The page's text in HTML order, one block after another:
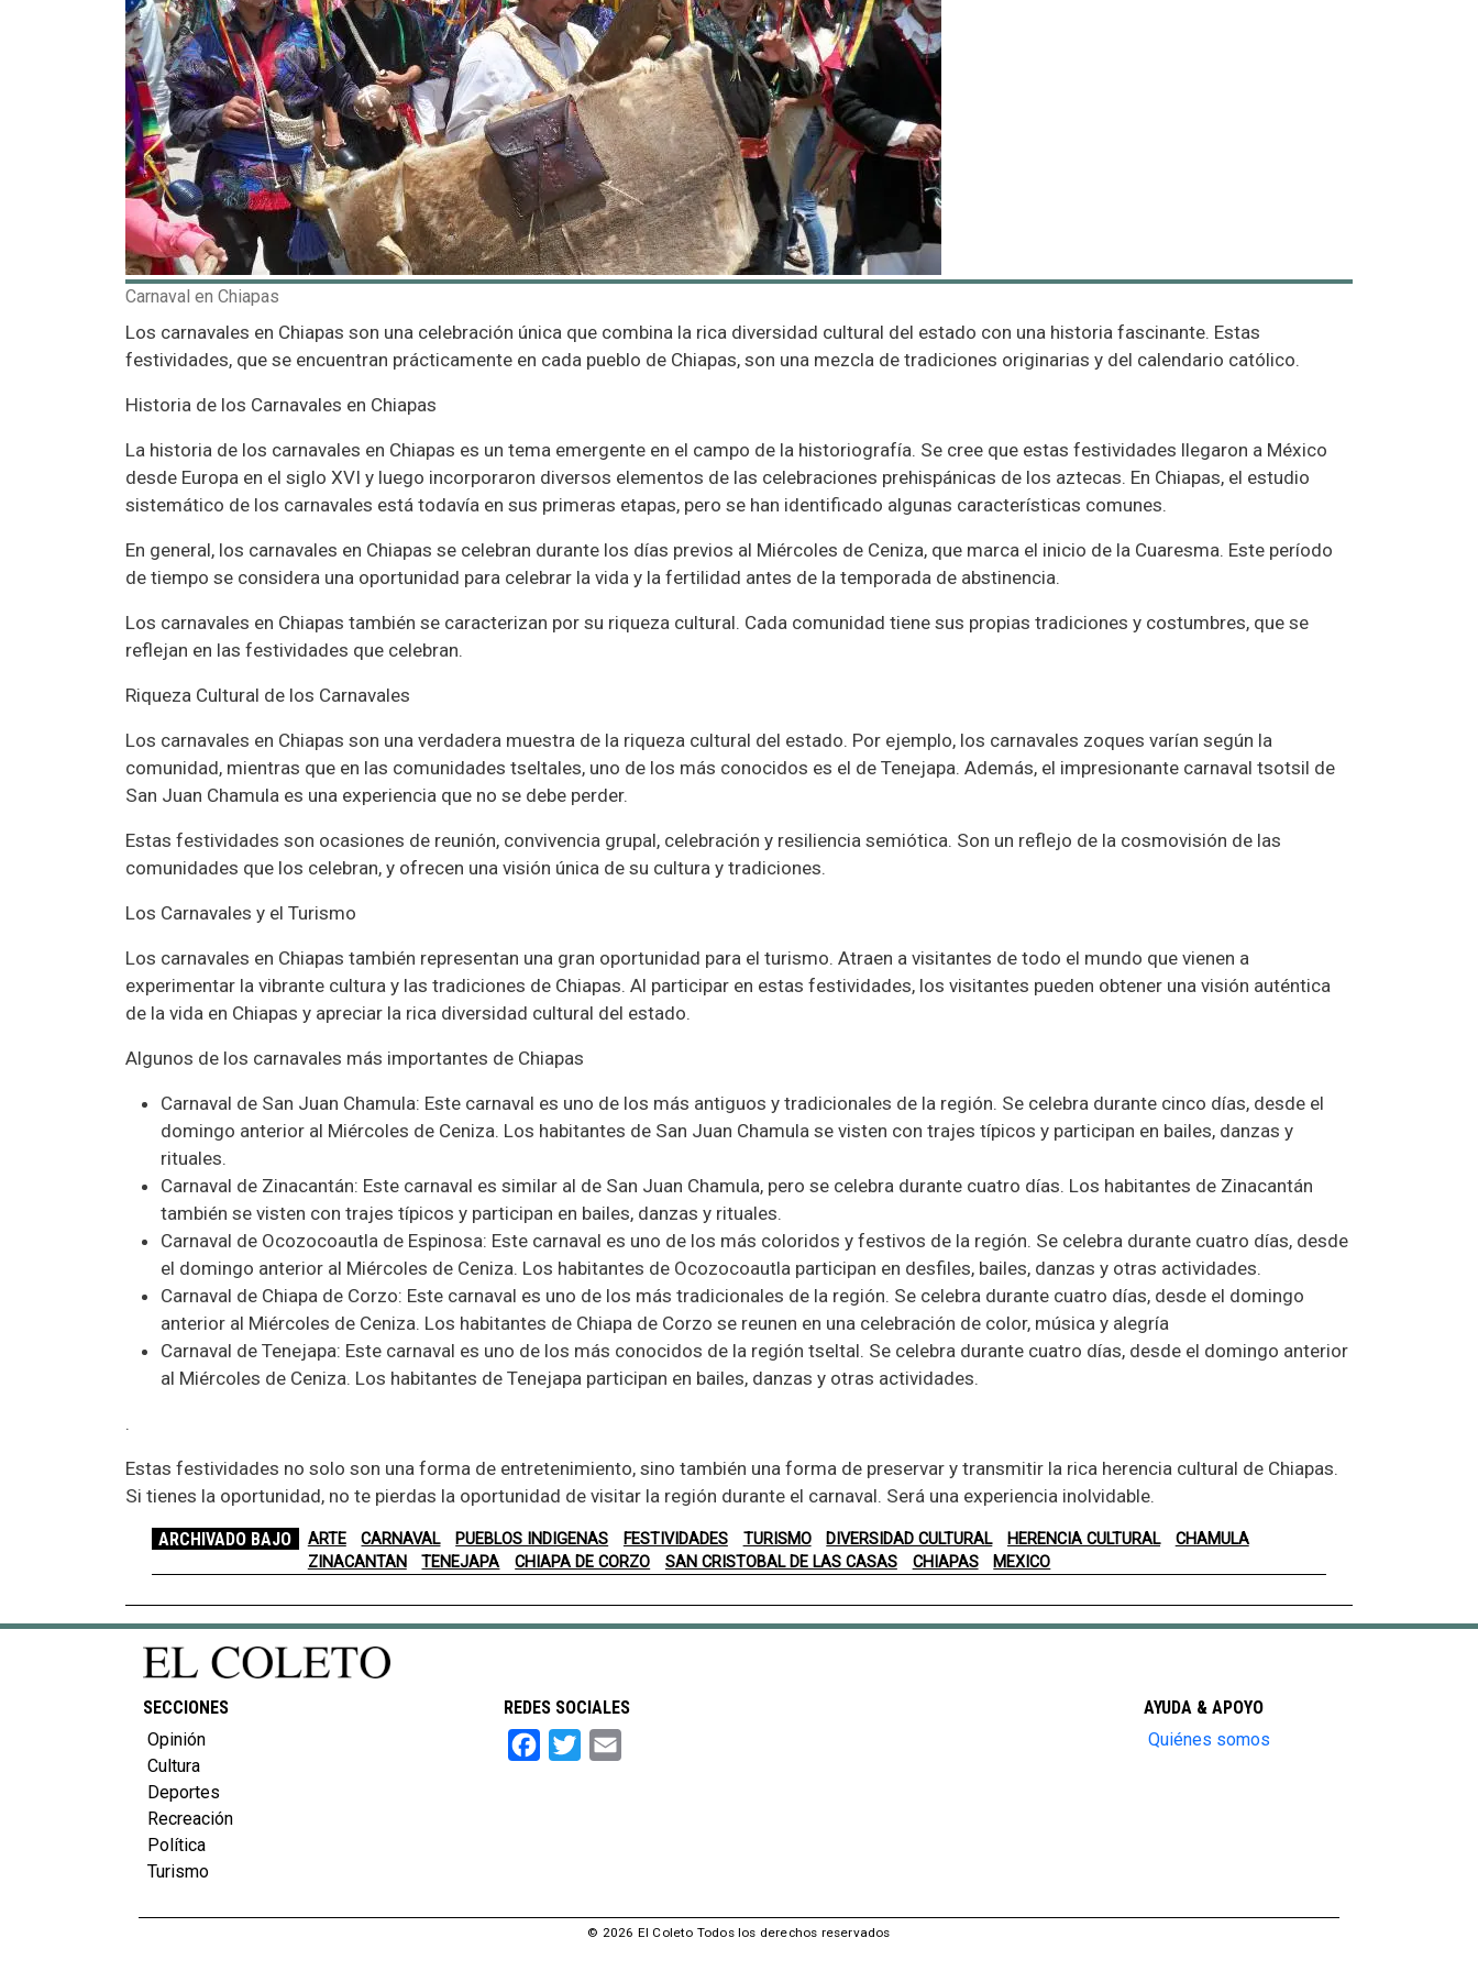
Carnaval en Chiapas
Los carnavales en Chiapas son una celebración única que combina la rica diversidad cultural del estado con una historia fascinante. Estas
festividades, que se encuentran prácticamente en cada pueblo de Chiapas, son una mezcla de tradiciones originarias y del calendario católico.
Historia de los Carnavales en Chiapas
La historia de los carnavales en Chiapas es un tema emergente en el campo de la historiografía. Se cree que estas festividades llegaron a México
desde Europa en el siglo XVI y luego incorporaron diversos elementos de las celebraciones prehispánicas de los aztecas. En Chiapas, el estudio
sistemático de los carnavales está todavía en sus primeras etapas, pero se han identificado algunas características comunes.
En general, los carnavales en Chiapas se celebran durante los días previos al Miércoles de Ceniza, que marca el inicio de la Cuaresma. Este período
de tiempo se considera una oportunidad para celebrar la vida y la fertilidad antes de la temporada de abstinencia.
Los carnavales en Chiapas también se caracterizan por su riqueza cultural. Cada comunidad tiene sus propias tradiciones y costumbres, que se
reflejan en las festividades que celebran.
Riqueza Cultural de los Carnavales
Los carnavales en Chiapas son una verdadera muestra de la riqueza cultural del estado. Por ejemplo, los carnavales zoques varían según la
comunidad, mientras que en las comunidades tseltales, uno de los más conocidos es el de Tenejapa. Además, el impresionante carnaval tsotsil de
San Juan Chamula es una experiencia que no se debe perder.
Estas festividades son ocasiones de reunión, convivencia grupal, celebración y resiliencia semiótica. Son un reflejo de la cosmovisión de las
comunidades que los celebran, y ofrecen una visión única de su cultura y tradiciones.
Los Carnavales y el Turismo
Los carnavales en Chiapas también representan una gran oportunidad para el turismo. Atraen a visitantes de todo el mundo que vienen a
experimentar la vibrante cultura y las tradiciones de Chiapas. Al participar en estas festividades, los visitantes pueden obtener una visión auténtica
de la vida en Chiapas y apreciar la rica diversidad cultural del estado.
Algunos de los carnavales más importantes de Chiapas
Carnaval de San Juan Chamula: Este carnaval es uno de los más antiguos y tradicionales de la región. Se celebra durante cinco días, desde el
domingo anterior al Miércoles de Ceniza. Los habitantes de San Juan Chamula se visten con trajes típicos y participan en bailes, danzas y
rituales.
Carnaval de Zinacantán: Este carnaval es similar al de San Juan Chamula, pero se celebra durante cuatro días. Los habitantes de Zinacantán
también se visten con trajes típicos y participan en bailes, danzas y rituales.
Carnaval de Ocozocoautla de Espinosa: Este carnaval es uno de los más coloridos y festivos de la región. Se celebra durante cuatro días, desde
el domingo anterior al Miércoles de Ceniza. Los habitantes de Ocozocoautla participan en desfiles, bailes, danzas y otras actividades.
Carnaval de Chiapa de Corzo: Este carnaval es uno de los más tradicionales de la región. Se celebra durante cuatro días, desde el domingo
anterior al Miércoles de Ceniza. Los habitantes de Chiapa de Corzo se reunen en una celebración de color, música y alegría
Carnaval de Tenejapa: Este carnaval es uno de los más conocidos de la región tseltal. Se celebra durante cuatro días, desde el domingo anterior
al Miércoles de Ceniza. Los habitantes de Tenejapa participan en bailes, danzas y otras actividades.
.
Estas festividades no solo son una forma de entretenimiento, sino también una forma de preservar y transmitir la rica herencia cultural de Chiapas.
Si tienes la oportunidad, no te pierdas la oportunidad de visitar la región durante el carnaval. Será una experiencia inolvidable.
ARCHIVADO BAJO ARTE CARNAVAL PUEBLOS INDIGENAS FESTIVIDADES TURISMO DIVERSIDAD CULTURAL HERENCIA CULTURAL
CHAMULA
ZINACANTAN
TENEJAPA CHIAPA DE CORZO SAN CRISTOBAL DE LAS CASAS CHIAPAS MEXICO
SECCIONES
Opinión
Cultura
Deportes
Recreación
Política
Turismo
REDES SOCIALES
Facebook
Twitter
AYUDA & APOYO
Quiénes somos
© 2026 El Coleto Todos los derechos reservados